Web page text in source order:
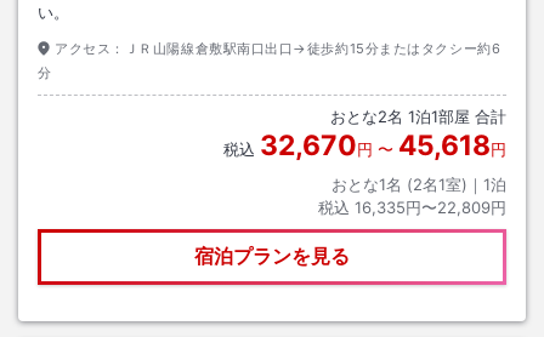
い。
アクセス：
ＪＲ山陽線倉敷駅南口出口→徒歩約15分またはタクシー約6
分
おとな2名 1泊1部屋 合計
税込 32,670円 〜 45,618円
おとな1名 (2名1室)｜ 1泊
税込 16,335円〜22,809円
宿泊プランを見る